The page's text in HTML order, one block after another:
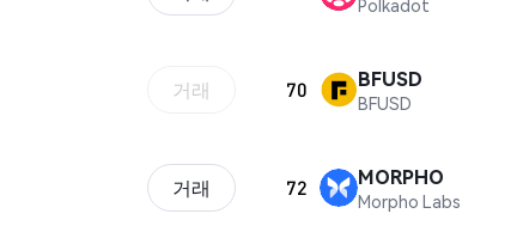
Polkadot
거래 70 BFUSD
BFUSD
거래 72 MORPHO
Morpho Labs